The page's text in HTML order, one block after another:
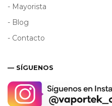
- Mayorista
- Blog
- Contacto
— SÍGUENOS